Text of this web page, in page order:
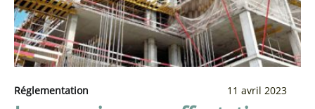
Réglementation 11 avril 2023